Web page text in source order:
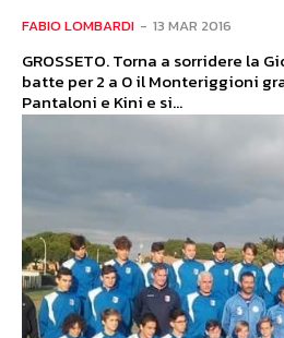
FABIO LOMBARDI - 13 MAR 2016
GROSSETO. Torna a sorridere la
batte per 2 a 0 il Monteriggioni
Pantaloni e Kini e si...